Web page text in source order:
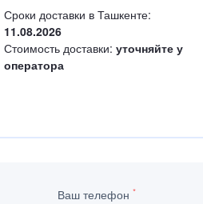
Сроки доставки в Ташкенте:
11.08.2026
Стоимость доставки: уточняйте у
оператора
Ваш телефон *